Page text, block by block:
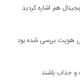
هم اشاره کردید
هویت بررسی شده بود
و جذاب باشند